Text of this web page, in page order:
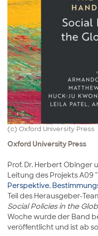
(c) Oxford University Press
Oxford University Press
Prof. Dr. Herbert Obinger
Leitung des Projekts A09 "
Perspektive.
Teil des Herausgeber-
Social Policies in the
Woche wurde der Band
veröffentlicht und ist ab